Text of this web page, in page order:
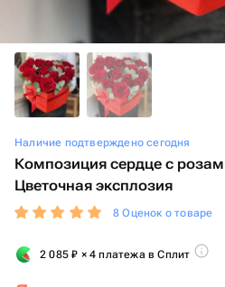
Наличие подтверждено сегодня
Композиция сердце с
Цветочная эксплозия
8 Оценок о товаре
2 085₽ × 4 платежа в Сплит